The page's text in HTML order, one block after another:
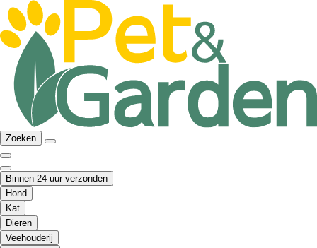
Zoeken
Binnen 24 uur verzonden
Hond
Kat
Dieren
Veehouderij